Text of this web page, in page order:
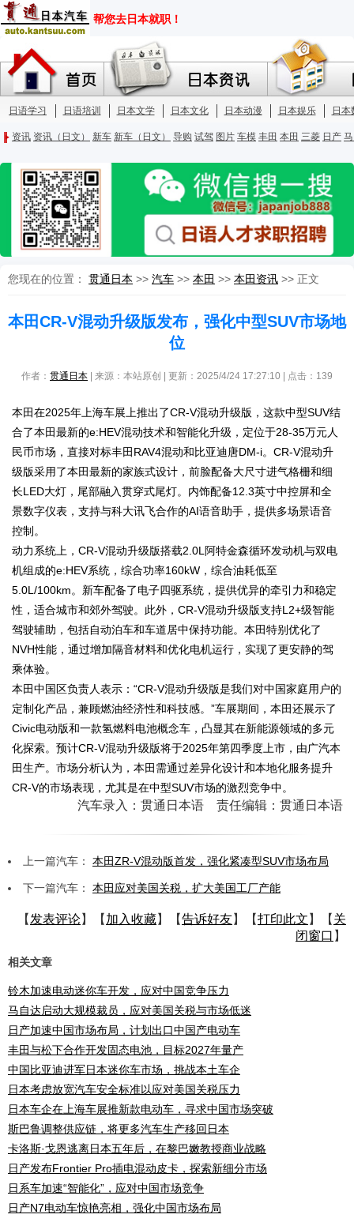
您现在的位置： 贯通日本 >> 汽车 >> 本田 >> 本田资讯 >> 正文
本田CR-V混动升级版发布，强化中型SUV市场地
位
作者： 贯通日本 | 来源：本站原创 | 更新：2025/4/24 17:27:10 | 点击： 139
本田在2025年上海车展上推出了CR-V混动升级版，这款中型SUV结
合了本田最新的e:HEV混动技术和智能化升级，定位于28-35万元人
民币市场，直接对标丰田RAV4混动和比亚迪唐DM-i。CR-V混动升
级版采用了本田最新的家族式设计，前脸配备大尺寸进气格栅和细
长LED大灯，尾部融入贯穿式尾灯。内饰配备12.3英寸中控屏和全
景数字仪表，支持与科大讯飞合作的AI语音助手，提供多场景语音
控制。
动力系统上，CR-V混动升级版搭载2.0L阿特金森循环发动机与双电
机组成的e:HEV系统，综合功率160kW，综合油耗低至
5.0L/100km。新车配备了电子四驱系统，提供优异的牵引力和稳定
性，适合城市和郊外驾驶。此外，CR-V混动升级版支持L2+级智能
驾驶辅助，包括自动泊车和车道居中保持功能。本田特别优化了
NVH性能，通过增加隔音材料和优化电机运行，实现了更安静的驾
乘体验。
本田中国区负责人表示：“CR-V混动升级版是我们对中国家庭用户的
定制化产品，兼顾燃油经济性和科技感。”车展期间，本田还展示了
Civic电动版和一款氢燃料电池概念车，凸显其在新能源领域的多元
化探索。预计CR-V混动升级版将于2025年第四季度上市，由广汽本
田生产。市场分析认为，本田需通过差异化设计和本地化服务提升
CR-V的市场表现，尤其是在中型SUV市场的激烈竞争中。
汽车录入：贯通日本语 责任编辑：贯通日本语
上一篇汽车： 本田ZR-V混动版首发，强化紧凑型SUV市场布局
下一篇汽车： 本田应对美国关税，扩大美国工厂产能
【 发表评论】【 加入收藏】【告诉好友】【打印此文 】【 关
闭窗口 】
相关文章
铃木加速电动迷你车开发，应对中国竞争压力
马自达启动大规模裁员，应对美国关税与市场低迷
日产加速中国市场布局，计划出口中国产电动车
丰田与松下合作开发固态电池，目标2027年量产
中国比亚迪进军日本迷你车市场，挑战本土车企
日本考虑放宽汽车安全标准以应对美国关税压力
日本车企在上海车展推新款电动车，寻求中国市场突破
斯巴鲁调整供应链，将更多汽车生产移回日本
卡洛斯·戈恩逃离日本五年后，在黎巴嫩教授商业战略
日产发布Frontier Pro插电混动皮卡，探索新细分市场
日系车加速“智能化”，应对中国市场竞争
日产N7电动车惊艳亮相，强化中国市场布局